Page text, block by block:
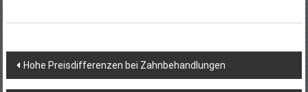
Beitragsnavigation
Hohe Preisdifferenzen bei Zahnbehandlungen